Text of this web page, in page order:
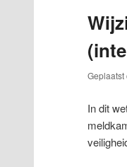
Geplaatst
In dit